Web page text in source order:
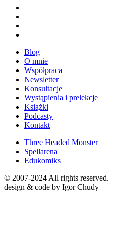
Blog
O mnie
Współpraca
Newsletter
Konsultacje
Wystąpienia i prelekcje
Książki
Podcasty
Kontakt
Three Headed Monster
Spellarena
Edukomiks
© 2007-2024 All rights reserved.
design & code by Igor Chudy